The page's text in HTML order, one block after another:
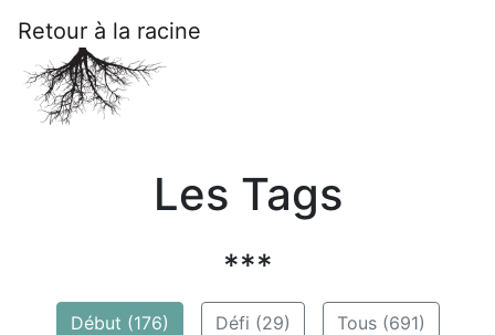
Retour à la racine
Les Tags
***
Début (176) Défi (29) Tous (691)